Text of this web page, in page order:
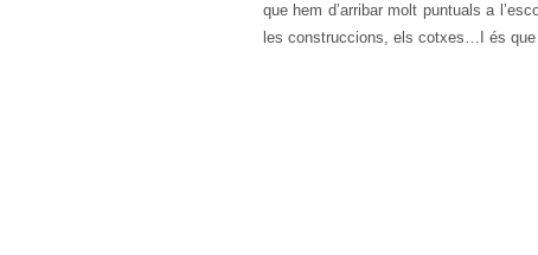
que hem d’arribar molt puntuals a
les construccions, els cotxes…I és